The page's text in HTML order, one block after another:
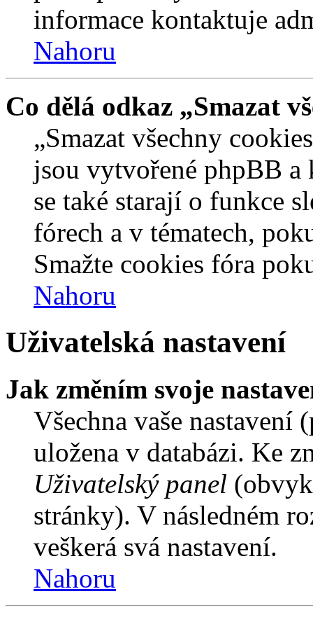
informace kontaktuje
Nahoru
Co dělá odkaz „Smazat
„Smazat všechny
jsou vytvořené phpBB a
se také starají o funkce
fórech a v tématech,
Smažte cookies fóra
Nahoru
Uživatelská nastavení
Jak změním svoje
Všechna vaše
uložena v databázi. Ke
Uživatelský panel
stránky). V následném
veškerá svá nastavení.
Nahoru